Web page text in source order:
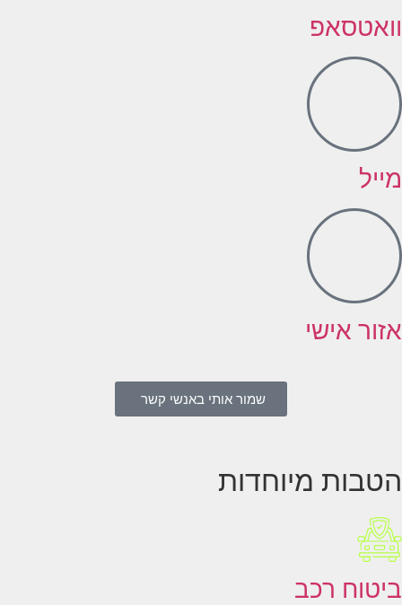
וואטסאפ
מייל
אזור אישי
שמור אותי באנשי קשר
הטבות מיוחדות
ביטוח רכב